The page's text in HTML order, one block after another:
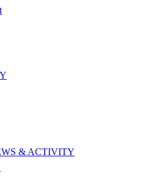
& ACTIVITY